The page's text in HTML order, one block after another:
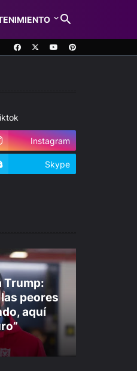
Instagram
Skype
Trump:
peores
aquí